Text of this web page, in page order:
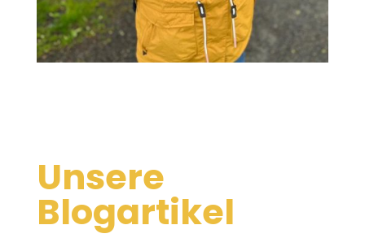
Unsere
Blogartikel